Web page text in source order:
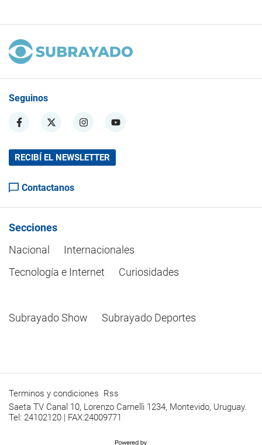
Seguinos
RECIBÍ EL NEWSLETTER
Contactanos
Secciones
Nacional
Internacionales
Tecnología e Internet
Curiosidades
Subrayado Show Subrayado Deportes
Terminos y condiciones Rss
Saeta TV Canal 10, Lorenzo Carnelli 1234, Montevido, Uruguay.
Tel: 24102120 | FAX:24009771